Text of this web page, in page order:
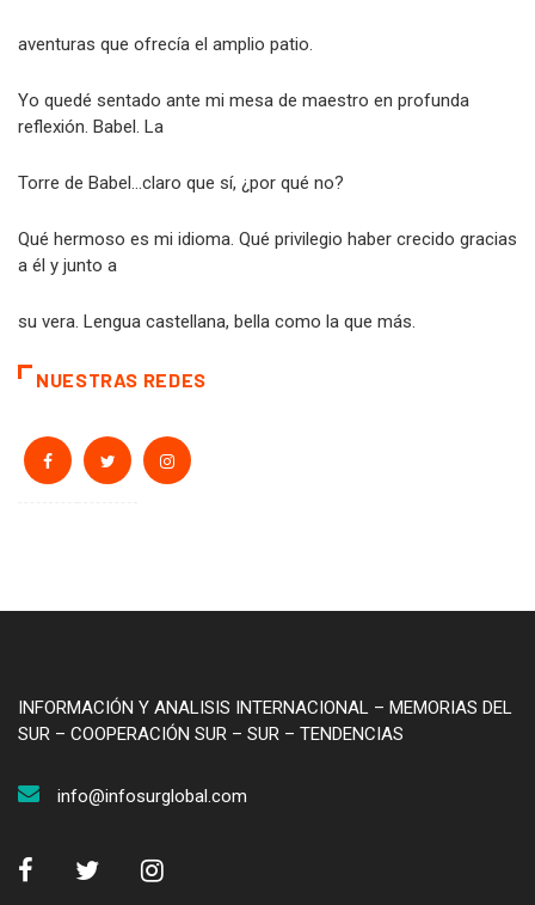
aventuras que ofrecía el amplio patio.
Yo quedé sentado ante mi mesa de maestro en profunda
reflexión. Babel. La
Torre de Babel…claro que sí, ¿por qué no?
Qué hermoso es mi idioma. Qué privilegio haber crecido gracias
a él y junto a
su vera. Lengua castellana, bella como la que más.
NUESTRAS REDES
INFORMACIÓN Y ANALISIS INTERNACIONAL – MEMORIAS DEL
SUR – COOPERACIÓN SUR – SUR – TENDENCIAS
info@infosurglobal.com